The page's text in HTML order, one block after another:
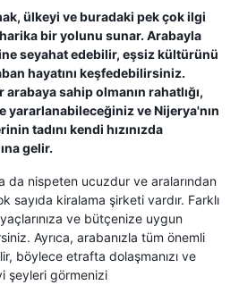
ülkeyi ve buradaki pek çok ilgi
bir yolunu sunar. Arabayla
seyahat edebilir, eşsiz kültürünü
hayatını keşfedebilirsiniz.
sahip olmanın rahatlığı,
yararlanabileceğiniz ve Nijerya'nın
tadını kendi hızınızda
gelir.
da nispeten ucuzdur ve aralarından
sayıda kiralama şirketi vardır. Farklı
ve bütçenize uygun
Ayrıca, arabanızla tüm önemli
böylece etrafta dolaşmanızı ve
şeyleri görmenizi